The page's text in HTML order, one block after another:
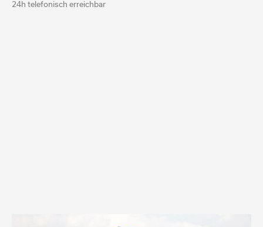
24h telefonisch erreichbar